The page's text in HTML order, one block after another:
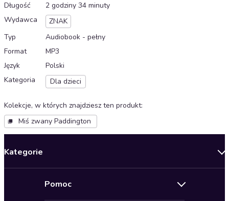
Długość
2 godziny 34 minuty
Wydawca
ZNAK
Typ
Audiobook - pełny
Format
MP3
Język
Polski
Kategoria
Dla dzieci
Kolekcje, w których znajdziesz ten produkt:
Miś zwany Paddington
Kategorie
Pomoc